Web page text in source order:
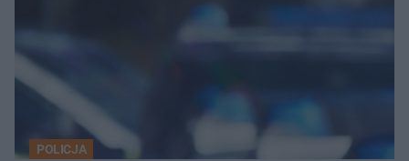
POLICJA